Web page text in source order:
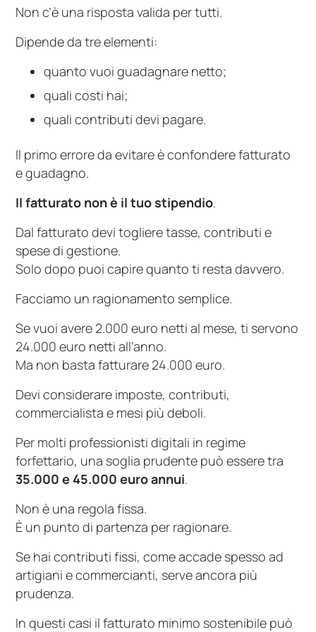
Non c’è una risposta valida per tutti.
Dipende da tre elementi:
quanto vuoi guadagnare netto;
quali costi hai;
quali contributi devi pagare.
Il primo errore da evitare è confondere fatturato
e guadagno.
Il fatturato non è il tuo stipendio.
Dal fatturato devi togliere tasse, contributi e
spese di gestione.
Solo dopo puoi capire quanto ti resta davvero.
Facciamo un ragionamento semplice.
Se vuoi avere 2.000 euro netti al mese, ti servono
24.000 euro netti all’anno.
Ma non basta fatturare 24.000 euro.
Devi considerare imposte, contributi,
commercialista e mesi più deboli.
Per molti professionisti digitali in regime
forfettario, una soglia prudente può essere tra
35.000 e 45.000 euro annui.
Non è una regola fissa.
È un punto di partenza per ragionare.
Se hai contributi fissi, come accade spesso ad
artigiani e commercianti, serve ancora più
prudenza.
In questi casi il fatturato minimo sostenibile può